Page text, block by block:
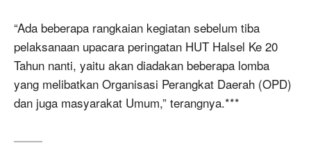
“Ada beberapa rangkaian kegiatan sebelum tiba
pelaksanaan upacara peringatan HUT Halsel Ke 20
Tahun nanti, yaitu akan diadakan beberapa lomba
yang melibatkan Organisasi Perangkat Daerah (OPD)
dan juga masyarakat Umum,” terangnya.***